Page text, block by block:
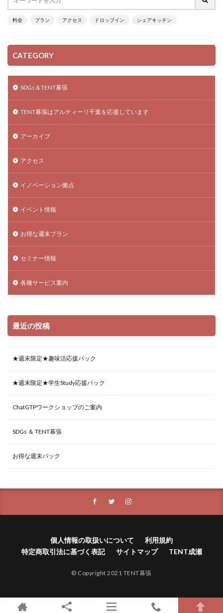
料金 プラン アクセス ドロップイン シェアキッチン
CATEGORY
SDGs＆TENT幕張
TENT幕張はアルティーリ千葉を応援しています
アーカイブ
アクセス
イノベーション拠点
イベント情報
お得な週末プラン
セミナー情報
各種サービス案内
最近の投稿
★週末限定★趣味活応援パック
★週末限定★学生Study応援パック
ChatGTPワークショップのご案内
SDGs ＆ TENT幕張
お得な週末パック
個人情報の取扱いについて
利用規約
特定商取引法に基づく表記
サイトマップ TENT成瀬
© Copyright 2021 TENT幕張